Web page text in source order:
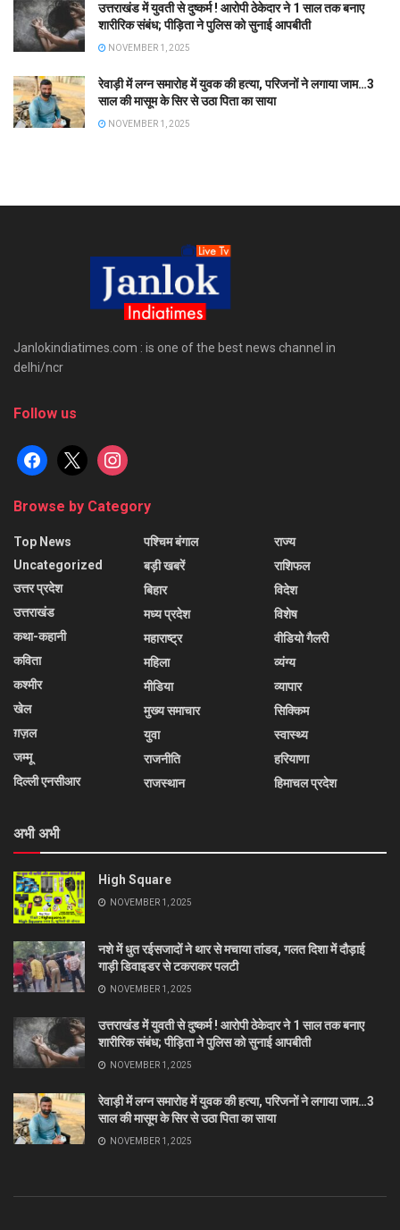
उत्तराखंड में युवती से दुष्कर्म ! आरोपी ठेकेदार ने 1 साल तक बनाए
शारीरिक संबंध; पीड़िता ने पुलिस को सुनाई आपबीती
NOVEMBER 1, 2025
रेवाड़ी में लग्न समारोह में युवक की हत्या, परिजनों ने लगाया जाम…3
साल की मासूम के सिर से उठा पिता का साया
NOVEMBER 1, 2025
Janlokindiatimes.com : is one of the best news channel in
delhi/ncr
Follow us
facebook
x instagram
Browse by Category
Top News
Uncategorized
उत्तर प्रदेश
उत्तराखंड
कथा-कहानी
कविता
कश्मीर
खेल
ग़ज़ल
जम्मू
दिल्ली एनसीआर
पश्चिम बंगाल
बड़ी खबरें
बिहार
मध्य प्रदेश
महाराष्ट्र
महिला
मीडिया
मुख्य समाचार
युवा
राजनीति
राजस्थान
राज्य
राशिफल
विदेश
विशेष
वीडियो गैलरी
व्यंग्य
व्यापार
सिक्किम
स्वास्थ्य
हरियाणा
हिमाचल प्रदेश
अभी अभी
High Square
NOVEMBER 1, 2025
नशे में धुत रईसजादों ने थार से मचाया तांडव, गलत दिशा में दौड़ाई
गाड़ी डिवाइडर से टकराकर पलटी
NOVEMBER 1, 2025
उत्तराखंड में युवती से दुष्कर्म ! आरोपी ठेकेदार ने 1 साल तक बनाए
शारीरिक संबंध; पीड़िता ने पुलिस को सुनाई आपबीती
NOVEMBER 1, 2025
रेवाड़ी में लग्न समारोह में युवक की हत्या, परिजनों ने लगाया जाम…3
साल की मासूम के सिर से उठा पिता का साया
NOVEMBER 1, 2025